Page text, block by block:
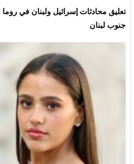
تعليق محادثات إسرائيل ولبنان في
جنوب لبنان